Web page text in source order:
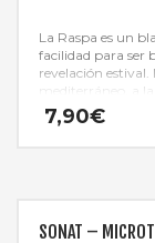
La Raspa es un
facilidad para ser
revelación
mediterráneo, a
¡Simplemente
7,90€
SONAT –